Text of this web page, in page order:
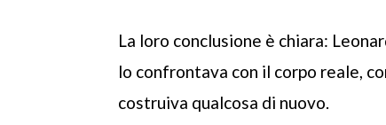
La loro conclusione è chiara:
lo confrontava con il corpo reale,
costruiva qualcosa di nuovo.